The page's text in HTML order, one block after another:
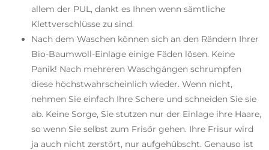
allem der PUL, dankt es Ihnen wenn sämtliche
Klettverschlüsse zu sind.
Nach dem Waschen können sich an den Rändern Ihrer
Bio-Baumwoll-Einlage einige Fäden lösen. Keine
Panik! Nach mehreren Waschgängen schrumpfen
diese höchstwahrscheinlich wieder. Wenn nicht,
nehmen Sie einfach Ihre Schere und schneiden Sie sie
ab. Keine Sorge, Sie stutzen nur der Einlage ihre Haare,
so wenn Sie selbst zum Frisör gehen. Ihre Frisur wird
ja auch nicht zerstört, nur aufgehübscht. Genauso ist